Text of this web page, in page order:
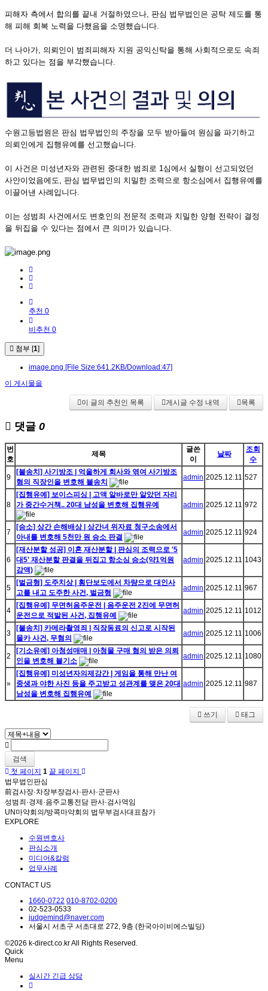
피해자 측에서 합의를 끝내 거절하였으나, 판심 법무법인은 공탁 제도를 통
해 피해 회복 노력을 다했음을 소명했습니다.
더 나아가, 의뢰인이 범죄피해자 지원 공익신탁을 통해 사회적으로도 속죄
하고 있다는 점을 부각했습니다.
수원고등법원은 판심 법무법인의 주장을 모두 받아들여 원심을 파기하고
의뢰인에게 집행유예를 선고했습니다.
이 사건은 미성년자와 관련된 중대한 범죄로 1심에서 실형이 선고되었던
사안이었음에도, 판심 법무법인의 치밀한 조력으로 항소심에서 집행유예를
이끌어낸 사례입니다.
이는 성범죄 사건에서도 변호인의 전문적 조력과 치밀한 양형 전략이 결정
을 뒤집을 수 있다는 점에서 큰 의미가 있습니다.
추천 0
비추천 0
첨부 [1]
image.png [File Size:641.2KB/Download:47]
이 게시물을
이 글의 추천인 목록 게시글 수정 내역 목록
댓글 0
번
호
제목
글쓴
이
날짜
조회
수
9
[불송치] 사기방조 | 억울하게 회사와 엮여 사기방조
혐의 직장인을 변호해 불송치
admin 2025.12.11 527
8
[집행유예] 보이스피싱 | 고액 알바로만 알았던 자리
가 중간수거책.. 20대 남성을 변호해 집행유예
admin 2025.12.11 972
7
[승소] 상간 손해배상 | 상간녀 위자료 청구소송에서
아내를 변호해 5천만 원 승소 판결
admin 2025.12.11 924
6
[재산분할 성공] 이혼 재산분할 | 판심의 조력으로 '5
대5' 재산분할 판결을 뒤집고 항소심 승소(약1억원
감액)
admin 2025.12.11 1043
5
[벌금형] 도주치상 | 횡단보도에서 차량으로 대인사
고를 내고 도주한 사건, 벌금형
admin 2025.12.11 967
4
[집행유예] 무면허음주운전 | 음주운전 2진에 무면허
운전으로 적발된 사건, 집행유예
admin 2025.12.11 1012
3
[불송치] 카메라촬영죄 | 직장동료의 신고로 시작된
몰카 사건, 무혐의
admin 2025.12.11 1006
2
[기소유예] 아청성매매 | 아청물 구매 혐의 받은 의뢰
인을 변호해 불기소
admin 2025.12.11 1080
»
[집행유예] 미성년자의제강간 | 게임을 통해 만난 여
중생과 야한 사진 등을 주고받고 성관계를 맺은 20대
남성을 변호해 집행유예
admin 2025.12.11 987
쓰기 태그
검색
첫 페이지 1 끝 페이지
법무법인판심
前검사장·차장부장검사·판사·군판사
성범죄·경제·음주교통전담 판사·검사역임
UN마약회의/방콕마약회의 법무부검사대표참가
EXPLORE
수원변호사
판심소개
미디어&칼럼
업무사례
CONTACT US
1660-0722 010-8702-0200
02-523-0533
judgemind@naver.com
서울시 서초구 서초대로 272, 9층 (한국아이비에스빌딩)
©2026 k-direct.co.kr All Rights Reserved.
Quick
Menu
실시간 긴급 상담